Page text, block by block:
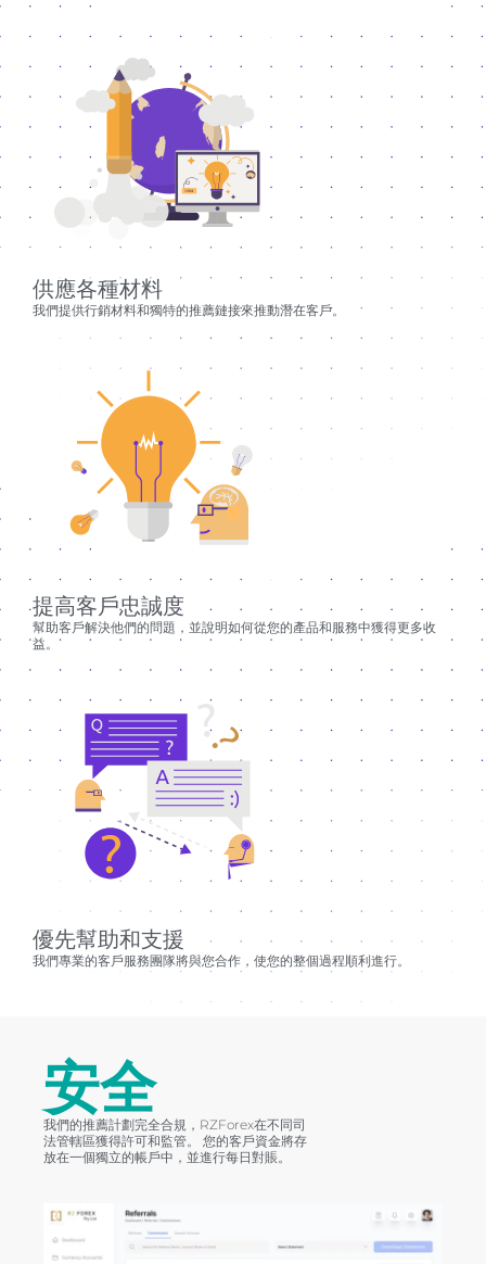
供應各種材料
我們提供行銷材料和獨特的推薦鏈接來推動潛在客戶。
提高客戶忠誠度
幫助客戶解決他們的問題，並說明如何從您的產品和服務中獲得更多收
益。
優先幫助和支援
我們專業的客戶服務團隊將與您合作，使您的整個過程順利進行。
安全
我們的推薦計劃完全合規，RZForex在不同司
法管轄區獲得許可和監管。 您的客戶資金將存
放在一個獨立的帳戶中，並進行每日對賬。